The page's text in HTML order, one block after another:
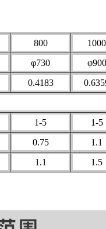
800
1000
φ730
φ900
0.4183
1-5 1-5
0.75
1.1
1.1 1.5